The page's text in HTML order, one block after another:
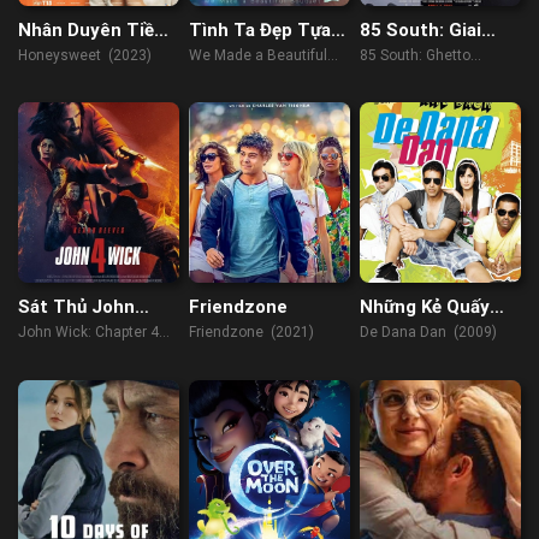
Nhân Duyên Tiền
Đình
Honeysweet (2023)
Tình Ta Đẹp Tựa
Đóa Hoa
We Made a Beautiful
85 South: Giai
thoại đường phố
85 South: Ghetto
Sát Thủ John
Wick: Phần 4
John Wick: Chapter 4
Friendzone
Friendzone (2021)
Những Kẻ Quấy
Rối
De Dana Dan (2009)